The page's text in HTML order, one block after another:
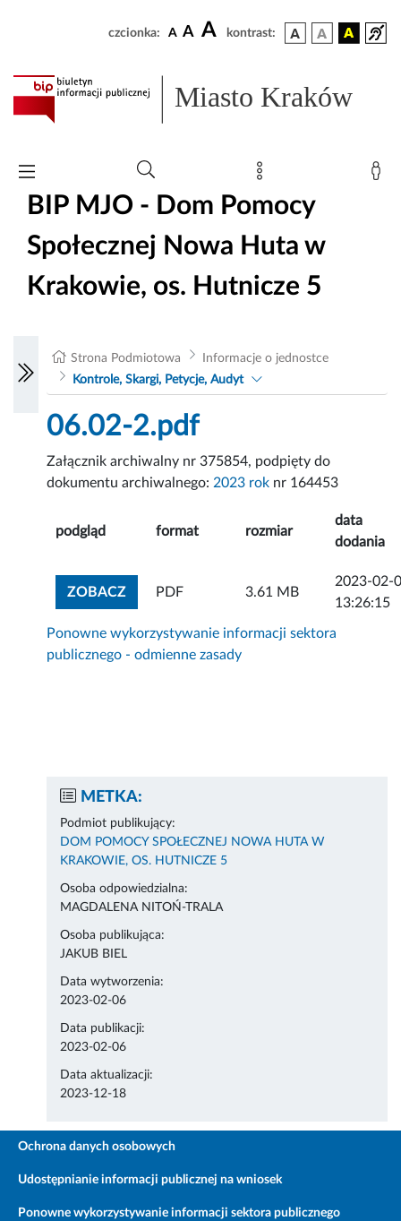
czcionka: A A A kontrast:
Miasto Kraków
BIP MJO - Dom Pomocy
Społecznej Nowa Huta w
Krakowie, os. Hutnicze 5
Strona Podmiotowa
Informacje o jednostce
Kontrole, Skargi, Petycje, Audyt
06.02-2.pdf
Załącznik archiwalny nr 375854, podpięty do
dokumentu archiwalnego: 2023 rok nr 164453
podgląd format rozmiar
data
dodania
ZOBACZZOBACZ ZAŁĄCZNIK
PDF 3.61 MB
2023-02-
13:26:15
Ponowne wykorzystywanie informacji sektora
publicznego - odmienne zasady
METKA:
Podmiot publikujący:
DOM POMOCY SPOŁECZNEJ NOWA HUTA W
KRAKOWIE, OS. HUTNICZE 5
Osoba odpowiedzialna:
MAGDALENA NITOŃ-TRALA
Osoba publikująca:
JAKUB BIEL
Data wytworzenia:
2023-02-06
Data publikacji:
2023-02-06
Data aktualizacji:
2023-12-18
Ochrona danych osobowych
Udostępnianie informacji publicznej na wniosek
Ponowne wykorzystywanie informacji sektora publicznego